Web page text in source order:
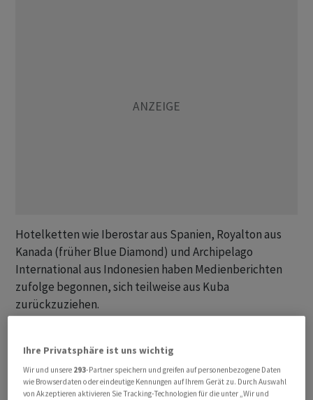
Hotelketten wie Iberostar aus Spanien, Royalton aus
Kanada (früher Blue Diamond) und Archipelago
International aus Indonesien haben Medienberichten
zufolge begonnen, sich teilweise aus Kuba
zurückzuziehen.
Anfang Mai neue Sanktionen gegen Gaesa verhängt. Ziel
sei es, der kommunistischen Militärführung und den
Eliten des Landes den Zugang zu Vermögenswerten zu
Ihre Privatsphäre ist uns wichtig
Wir und unsere 293-Partner speichern und greifen auf personenbezogene Daten
wie Browserdaten oder eindeutige Kennungen auf Ihrem Gerät zu. Durch Auswahl
von Akzeptieren aktivieren Sie Tracking-Technologien für die unter „Wir und